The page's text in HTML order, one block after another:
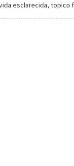
esclarecida, topico